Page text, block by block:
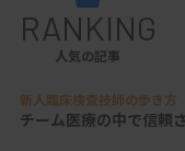
RANKING
人気の記事
新人臨床検査技師の歩き
回］
チーム医療の中で信頼